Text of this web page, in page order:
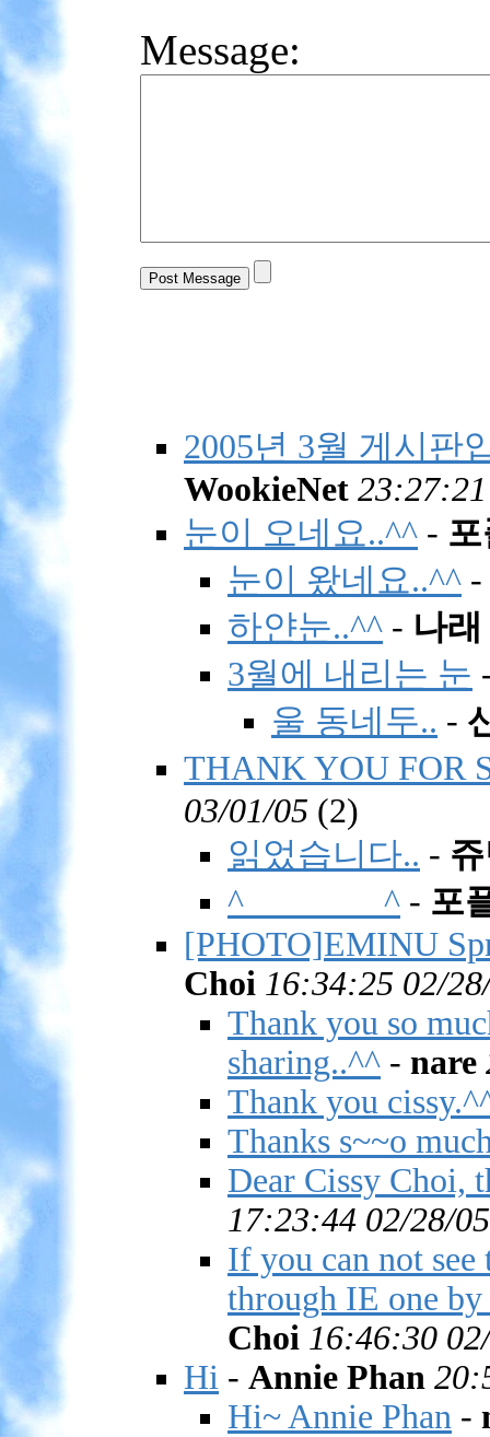
Message:
2005년 3월 게시판
WookieNet
눈이 오네요..^^ -
눈이 왔네요..^^ -
하얀눈..^^ - 나래
3월에 내리는 눈
울 동네두.. -
THANK YOU FOR
03/01/05 (2)
읽었습니다.. -
^________^ - 포
[PHOTO]EMINU
Choi 16:34:25 02/
Thank you so
sharing..^^ - nare
Thank you
Thanks s~~o
Dear Cissy Choi,
17:23:44 02/28/05
If you can not
through IE one
Choi 16:46:30
Hi - Annie Phan
Hi~ Annie Phan -